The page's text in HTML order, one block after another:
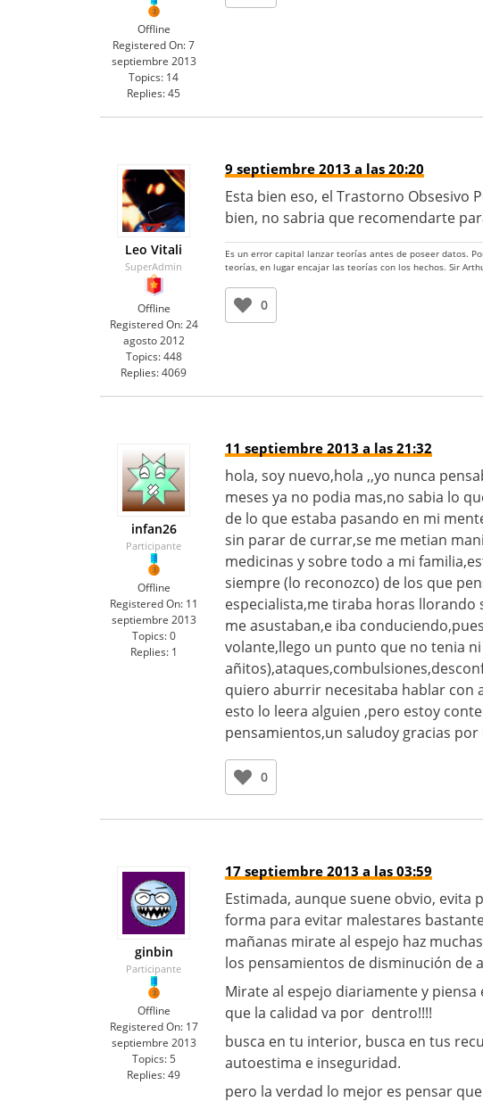
Offline
Registered On:7
septiembre 2013
Topics: 14
Replies:45
Leo Vitali
SuperAdmin
Offline
Registered On: 24
agosto 2012
Topics: 448
Replies:4069
9 septiembre 2013 a las 20:20
Esta bien eso, el Trastorno Obsesivo
bien, no sabria que recomendarte
Es un error capital lanzar teorías antes de poseer datos.
teorías, en lugar encajar las teorías con los hechos. Sir
0
infan26
Participante
Offline
Registered On: 11
septiembre 2013
Topics: 0
Replies: 1
11 septiembre 2013 a las 21:32
hola, soy nuevo,hola ,,yo nunca
meses ya no podia mas,no sabia lo
de lo que estaba pasando en mi
sin parar de currar,se me metian
medicinas y sobre todo a mi
siempre (lo reconozco) de los que
especialista,me tiraba horas
me asustaban,e iba
volante,llego un punto que no tenia
quiero aburrir necesitaba hablar con
esto lo leera alguien ,pero estoy
pensamientos,un saludoy gracias por
0
ginbin
Participante
Offline
Registered On: 17
septiembre 2013
Topics: 5
Replies:49
17 septiembre 2013 a las 03:59
Estimada, aunque suene obvio, evita
forma para evitar malestares
mañanas mirate al espejo haz
los pensamientos de disminución de
Mirate al espejo diariamente y
que la calidad va por dentro!!!!
busca en tu interior, busca en tus
autoestima e inseguridad.
pero la verdad lo mejor es pensar